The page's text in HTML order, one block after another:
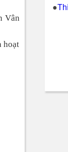
Vân
hoạt
●